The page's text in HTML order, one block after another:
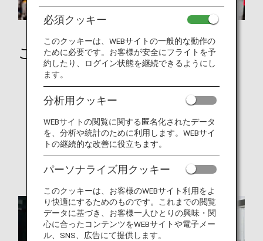
ご旅行の前に
就航都市
オンラインチェックイン
手荷物
旅CUBE（空港アクセス検索）
必須クッキー
このクッキーは、WEBサイトの一般的な動作の
ために必要です。お客様が安全にフライトを予
約したり、ログイン状態を継続できるようにし
ます。
分析用クッキー
WEBサイトの閲覧に関する匿名化されたデータ
を、分析や統計のために利用します。WEBサイ
トの継続的な改善に役立ちます。
パーソナライズ用クッキー
このクッキーは、お客様のWEBサイト利用をよ
り快適にするためのものです。これまでの閲覧
データに基づき、お客様一人ひとりの興味・関
心に合ったコンテンツをWEBサイトや電子メー
ル、SNS、広告にて提供します。